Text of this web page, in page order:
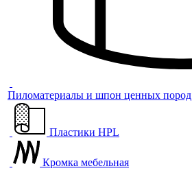
Пиломатериалы и шпон ценных пород
Пластики HPL
Кромка мебельная